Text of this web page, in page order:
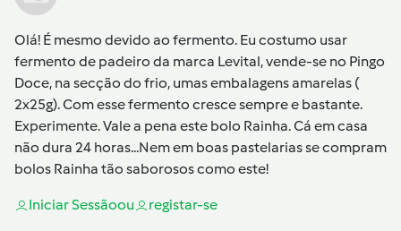
Olá! É mesmo devido ao fermento. Eu costumo usar
fermento de padeiro da marca Levital, vende-se no Pingo
Doce, na secção do frio, umas embalagens amarelas (
2x25g). Com esse fermento cresce sempre e bastante.
Experimente. Vale a pena este bolo Rainha. Cá em casa
não dura 24 horas...Nem em boas pastelarias se compram
bolos Rainha tão saborosos como este!
Iniciar Sessãoou registar-se